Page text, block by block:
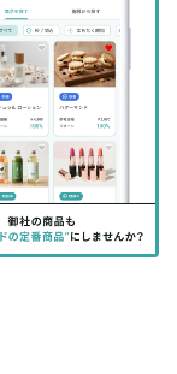
事
を
購
読
す
る
ガ
登
録
す
る